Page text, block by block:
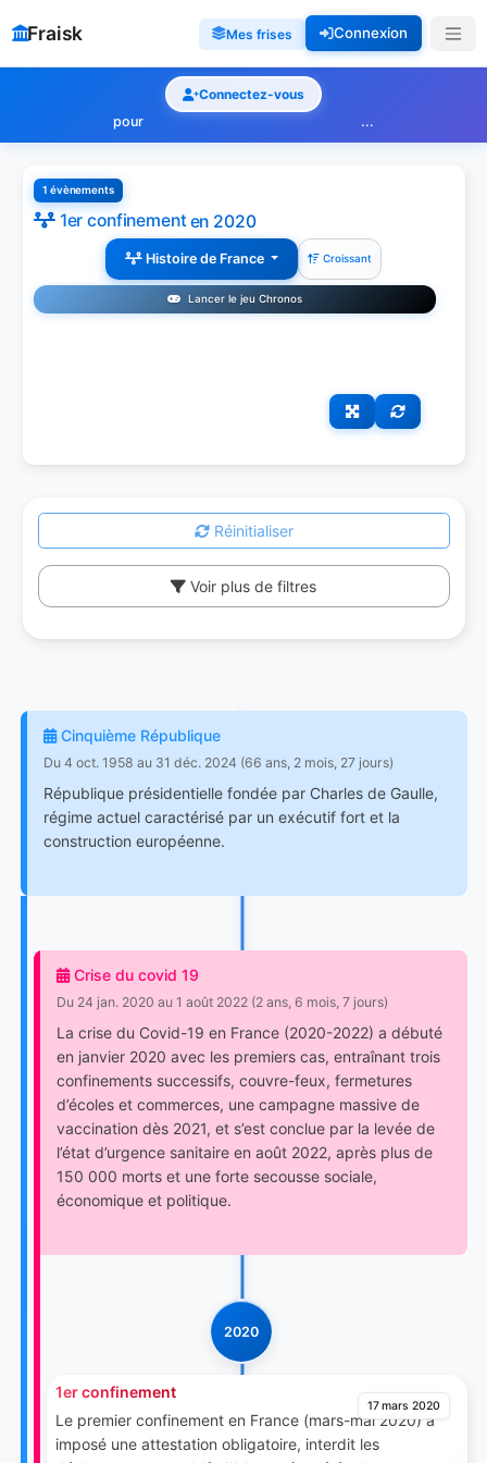
Fraisk Mes frises Connexion
Connectez-vous
pour
...
1 évènements
1er confinementen 2020
Histoire de France Croissant
Lancer le jeu Chronos
Réinitialiser
Voir plus de filtres
Cinquième République
Du 4 oct. 1958 au 31 déc. 2024 (66 ans, 2 mois, 27 jours)
République présidentielle fondée par Charles de Gaulle,
régime actuel caractérisé par un exécutif fort et la
construction européenne.
Crise du covid 19
Du 24 jan. 2020 au 1 août 2022 (2 ans, 6 mois, 7 jours)
La crise du Covid-19 en France (2020-2022) a débuté
en janvier 2020 avec les premiers cas, entraînant trois
confinements successifs, couvre-feux, fermetures
d’écoles et commerces, une campagne massive de
vaccination dès 2021, et s’est conclue par la levée de
l’état d’urgence sanitaire en août 2022, après plus de
150 000 morts et une forte secousse sociale,
économique et politique.
2020
17 mars 2020
1er confinement
Le premier confinement en France (mars-mai 2020) a
imposé une attestation obligatoire, interdit les